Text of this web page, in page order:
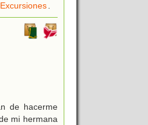
Excursiones.
de hacerme
mi hermana